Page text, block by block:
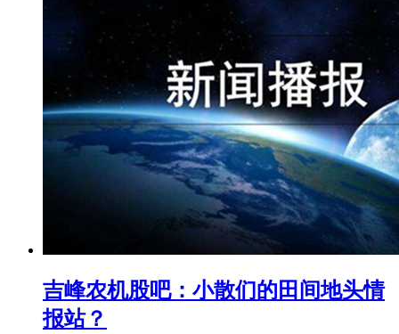
吉峰农机股吧：小散们的田间地头情
报站？